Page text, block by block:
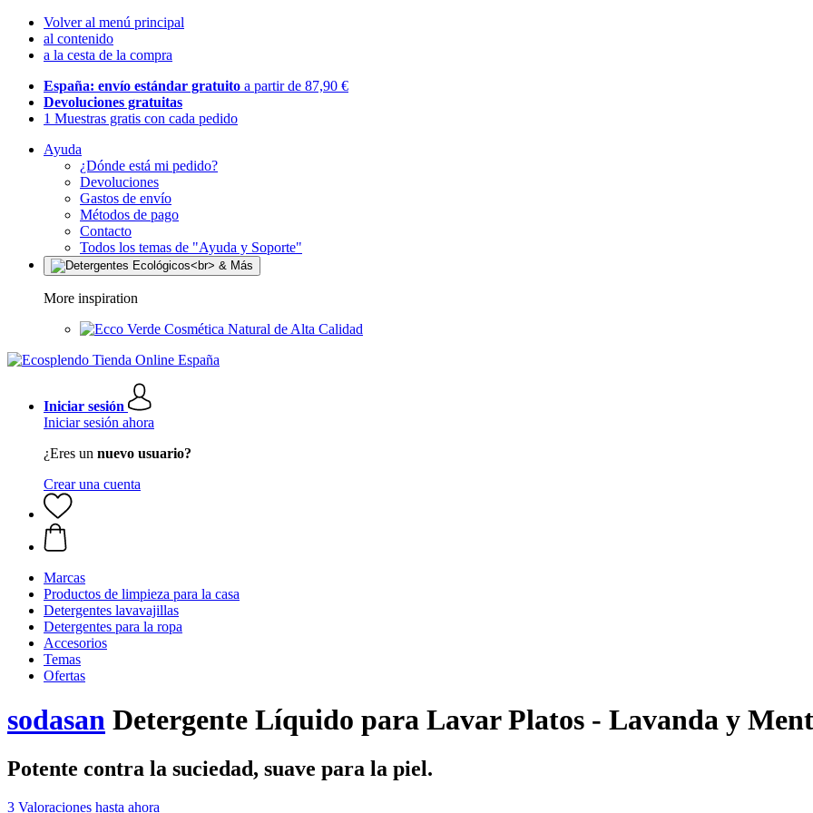
Volver al menú principal
al contenido
a la cesta de la compra
España: envío estándar gratuito a partir de 87,90 €
Devoluciones gratuitas
1 Muestras gratis con cada pedido
Ayuda
¿Dónde está mi pedido?
Devoluciones
Gastos de envío
Métodos de pago
Contacto
Todos los temas de "Ayuda y Soporte"
More inspiration
Cosmética Natural de Alta Calidad
Iniciar sesión
Iniciar sesión ahora
¿Eres un nuevo usuario?
Crear una cuenta
Marcas
Productos de limpieza para la casa
Detergentes lavavajillas
Detergentes para la ropa
Accesorios
Temas
Ofertas
sodasan Detergente Líquido para Lavar Platos - Lavanda y
Potente contra la suciedad, suave para la piel.
3 Valoraciones hasta ahora